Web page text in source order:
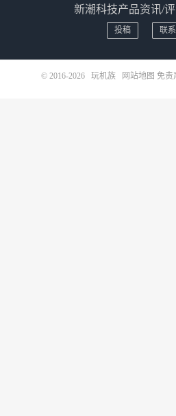
新潮科技产品资讯/
投稿 联系
© 2016-2026 玩机族 网站地图 免责